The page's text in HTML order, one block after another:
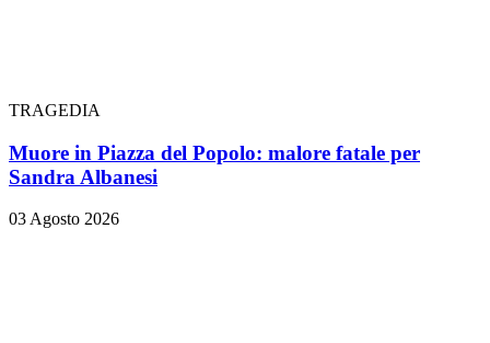
TRAGEDIA
Muore in Piazza del Popolo: malore fatale per
Sandra Albanesi
03 Agosto 2026